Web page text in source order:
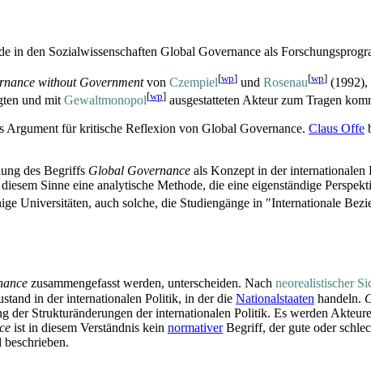
in den Sozial­wissenschaften Global Governance als
without Governmentvon Czempiel[wp] und Rosenau[wp] (1992),
und mitGewaltmonopol[wp] ausgestatteten Akteur zum Tragen
Argument für kritische Reflexion von Global Governance. Claus Offe
des Begriffs Global Governance als Konzept in der
Sinne eine analytische Methode, die eine eigenständige
Universitäten, auch solche, die Studiengänge in "Internationale
zusammengefasst werden, unterscheiden. Nach neorealistischer
in der internationalen Politik, in der die Nationalstaaten handeln.
der Struktur­änderungen der internationalen Politik. Es werden
ist in diesem Verständnis kein normativerBegriff, der gute oder